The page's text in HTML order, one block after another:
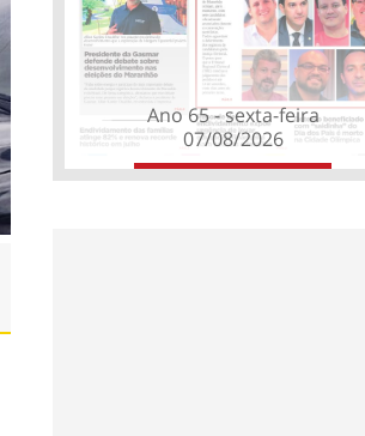
Ano 65 - sexta-feira
07/08/2026